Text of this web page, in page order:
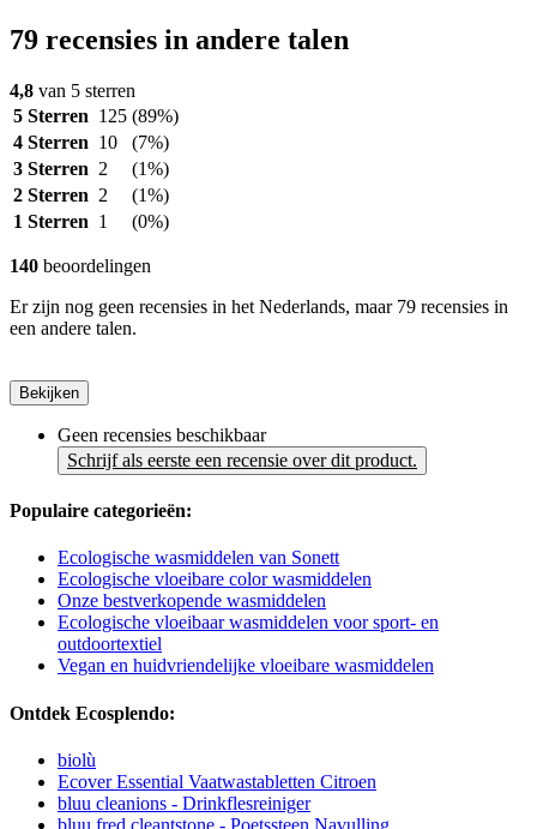
79 recensies in andere talen
4,8 van 5 sterren
5 Sterren 125 (89%)
4 Sterren 10
(7%)
3 Sterren 2
(1%)
2 Sterren 2
(1%)
1 Sterren 1 (0%)
140 beoordelingen
Er zijn nog geen recensies in het Nederlands, maar 79 recensies in
een andere talen.
Bekijken
Geen recensies beschikbaar
Schrijf als eerste een recensie over dit product.
Populaire categorieën:
Ecologische wasmiddelen van Sonett
Ecologische vloeibare color wasmiddelen
Onze bestverkopende wasmiddelen
Ecologische vloeibaar wasmiddelen voor sport- en
outdoortextiel
Vegan en huidvriendelijke vloeibare wasmiddelen
Ontdek Ecosplendo:
biolù
Ecover Essential Vaatwastabletten Citroen
bluu cleanions - Drinkflesreiniger
bluu fred cleantstone - Poetssteen Navulling